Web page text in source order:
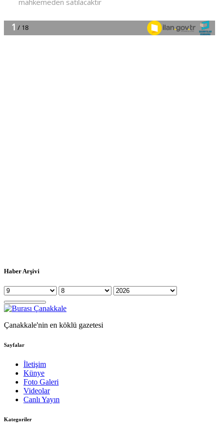
Haber Arşivi
Çanakkale'nin en köklü gazetesi
Sayfalar
İletişim
Künye
Foto Galeri
Videolar
Canlı Yayın
Kategoriler